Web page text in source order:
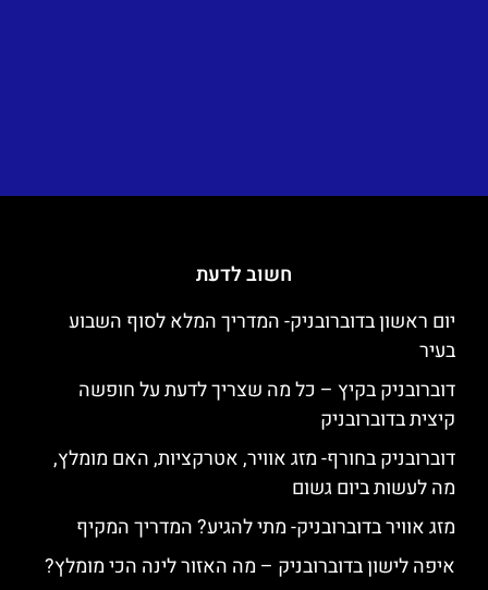
חשוב לדעת
יום ראשון בדוברובניק- המדריך המלא לסוף השבוע
בעיר
דוברובניק בקיץ – כל מה שצריך לדעת על חופשה
קיצית בדוברובניק
דוברובניק בחורף- מזג אוויר, אטרקציות, האם מומלץ,
מה לעשות ביום גשום
מזג אוויר בדוברובניק- מתי להגיע? המדריך המקיף
איפה לישון בדוברובניק – מה האזור לינה הכי מומלץ?